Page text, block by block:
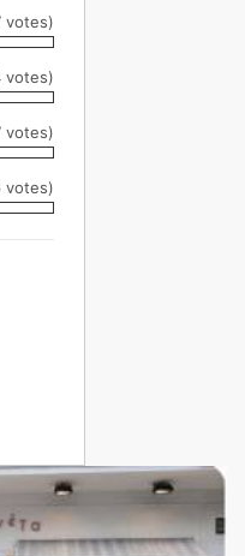
votes)
votes)
votes)
votes)